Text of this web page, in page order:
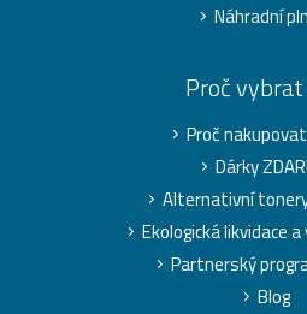
Náhradní
Proč
Proč
Dárky
Alternativní
Ekologická likvidace
Partnerský
Blog